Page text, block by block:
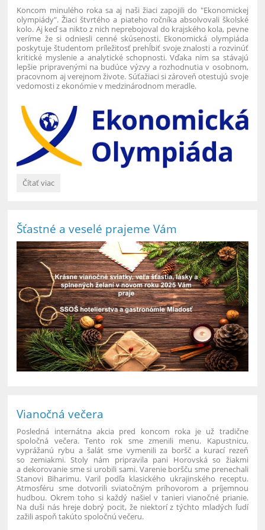
Koncom minulého roka sa aj naši žiaci zapojili do "Ekonomickej
olympiády". Žiaci štvrtého a piateho ročníka absolvovali školské
kolo. Aj keď sa nikto z nich neprebojoval do krajského kola, pevne
veríme že si odniesli cenné skúsenosti. Ekonomická olympiáda
poskytuje študentom príležitosť prehĺbiť svoje znalosti a rozvinúť
kritické myslenie a analytické schopnosti. Vďaka nim sa stávajú
lepšie pripravenými na budúce výzvy a rozhodnutia v osobnom,
pracovnom aj verejnom živote. Súťažiaci si zároveň otestujú svoje
vedomosti z ekonómie v medzinárodnom meradle.
Ekonomická
Čítať viac
Šťastné a veselé prajeme Vám
Vianočná večera
Posledná internátna akcia pred koncom roka je už tradične
spoločná večera. Tento rok sme zmenili menu. Kapustnicu,
vyprážanú rybu a šalát sme vymenili za boršč a kurací rezeň
so zemiakmi. Stoly nám pripravila pani Horovská so žiakmi
a dekorovanie sme si urobili sami. Varenie boršču sme prenechali
Stanovi Biharimu. Varil podľa klasického ukrajinského receptu.
Atmosféru sme dotvorili sviatočným príhovorom a príjemnou
hudbou. Okrem toho si každý našiel v tanieri vianočné prianie.
Na duši nás hreje dobrý pocit, že niektorí z týchto mladých ľudí
zažili aspoň takúto spoločnú večeru.